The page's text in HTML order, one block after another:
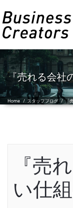
『売れる会社
Home / スタッフブログ /『
『売
い仕組